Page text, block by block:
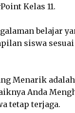
Kelas 11.
belajar
siswa
Menarik
Anda
tetap terjaga.